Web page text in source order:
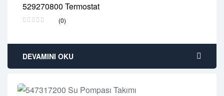
529270800 Termostat
(0)
2 years warranty
Delivery time: 1-2 business days
DEVAMINI OKU